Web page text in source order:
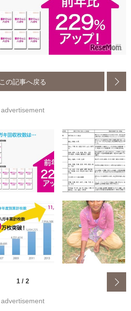
この記事へ戻る
advertisement
1 / 2
advertisement